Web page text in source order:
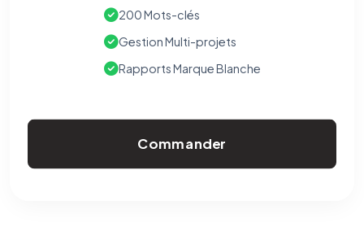
200 Mots-clés
Gestion Multi-projets
Rapports Marque Blanche
Commander